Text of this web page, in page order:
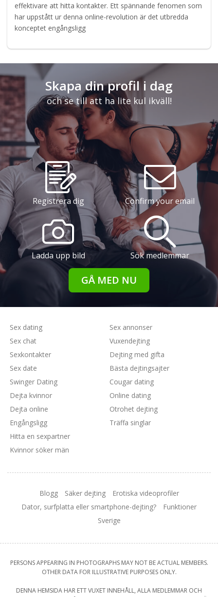
effektivare att hitta kontakter. Ett spännande fenomen som
har uppstått ur denna online-revolution är det utbredda
konceptet engångsligg
Skapa din profil i dag
och se till att ha lite kul ikväll!
Registrera dig Confirm your email
Ladda upp bild Sök medlemmar
GÅ MED NU
Sex dating
Sex chat
Sexkontakter
Sex date
Swinger Dating
Sex annonser
Vuxendejting
Dejting med gifta
Bästa dejtingsajter
Cougar dating
Dejta kvinnor
Dejta online
Engångsligg
Hitta en sexpartner
Kvinnor söker män
Online dating
Otrohet dejting
Träffa singlar
Blogg Säker dejting
Erotiska videoprofiler
Dator, surfplatta eller smartphone-dejting?
Funktioner
Sverige
PERSONS APPEARING IN PHOTOGRAPHS MAY NOT BE ACTUAL MEMBERS.
OTHER DATA FOR ILLUSTRATIVE PURPOSES ONLY.
DENNA HEMSIDA HAR ETT VUXET INNEHÅLL, ALLA MEDLEMMAR OCH